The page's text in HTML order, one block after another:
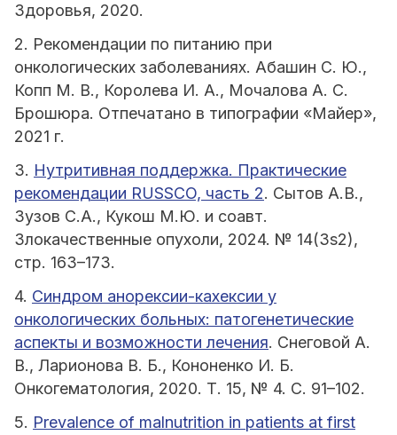
Здоровья, 2020.
2. Рекомендации по питанию при
онкологических заболеваниях. Абашин С. Ю.,
Копп М. В., Королева И. А., Мочалова А. С.
Брошюра. Отпечатано в типографии «Майер»,
2021 г.
3. Нутритивная поддержка. Практические
рекомендации RUSSCO, часть 2. Сытов А.В.,
Зузов С.А., Кукош М.Ю. и соавт.
Злокачественные опухоли, 2024. № 14(3s2),
стр. 163–173.
4. Синдром анорексии-кахексии у
онкологических больных: патогенетические
аспекты и возможности лечения. Снеговой А.
В., Ларионова В. Б., Кононенко И. Б.
Онкогематология, 2020. Т. 15, № 4. С. 91–102.
5. Prevalence of malnutrition in patients at first